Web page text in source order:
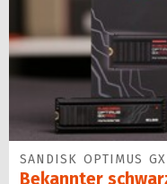
SANDISK OPTIMUS
Bekannter